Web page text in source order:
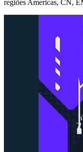
regiões Americas, CN,